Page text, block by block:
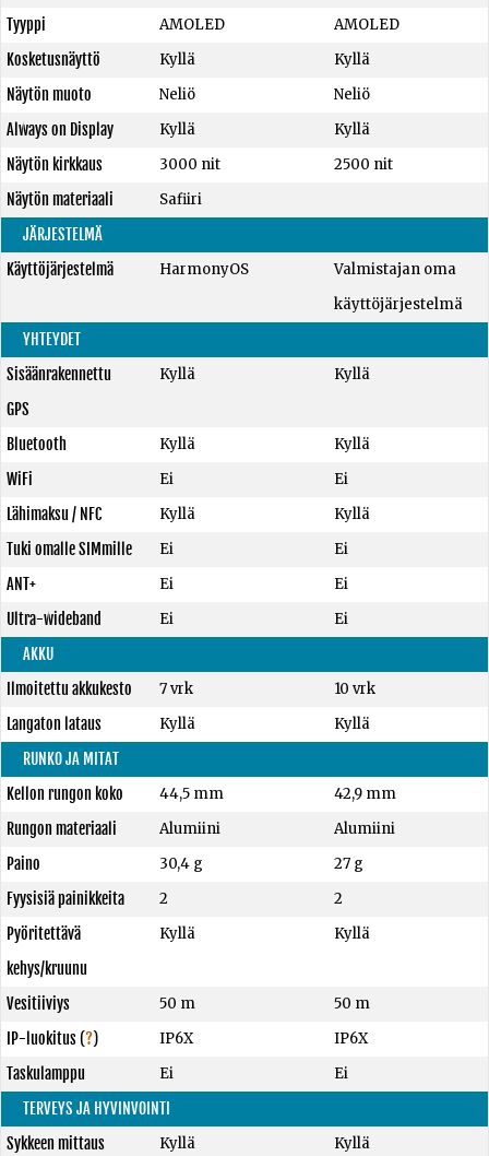
Tyyppi
AMOLED
AMOLED
Kosketusnäyttö
Kyllä
Kyllä
Näytön muoto
Neliö
Neliö
Always on Display
Kyllä
Kyllä
Näytön kirkkaus
3000 nit
2500 nit
Näytön materiaali
Safiiri
JÄRJESTELMÄ
Käyttöjärjestelmä
HarmonyOS
Valmistajan oma
käyttöjärjestelmä
YHTEYDET
Sisäänrakennettu
GPS
Kyllä Kyllä
Bluetooth Kyllä
Kyllä
WiFi
Ei
Ei
Lähimaksu / NFC
Kyllä
Kyllä
Tuki omalle SIMmille
Ei
Ei
ANT+
Ei
Ei
Ultra-wideband
Ei
Ei
AKKU
Ilmoitettu akkukesto
7 vrk
10 vrk
Langaton lataus
Kyllä
Kyllä
RUNKO JA MITAT
Kellon rungon koko
44,5 mm
42,9 mm
Rungon materiaali
Alumiini
Alumiini
Paino
30,4 g
27 g
Fyysisiä painikkeita
2
2
Pyöritettävä
kehys/kruunu
Kyllä Kyllä
Vesitiiviys 50 m
50 m
IP-luokitus(?) IP6X
IP6X
Taskulamppu
Ei
Ei
TERVEYS JA HYVINVOINTI
Sykkeen mittaus
Kyllä
Kyllä